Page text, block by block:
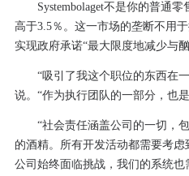
IT优先事项2017：北欧组织
欧盟准备结束在线销售中的
Microsoft SQL Server 2016
Aberdeenshire遍布学校和
IBM和Creder Mutuel Arkea
如何打击软件审计员
谷歌将锯齿和二重奏带走
Systembolaget不是你的普通
高于3.5％。这一市场的垄断不用
实现政府承诺“最大限度地减少与
“吸引了我这个职位的东西在
说。“作为执行团队的一部分，也
“社会责任涵盖公司的一切，
的酒精。所有开发活动都需要考
公司始终面临挑战，我们的系统也